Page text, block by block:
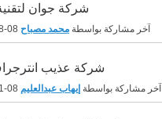
شركة جوان
آخر مشاركة بواسطة محمد مصباح
شركة عذيب
آخر مشاركة بواسطة إيهاب عبدالعليم